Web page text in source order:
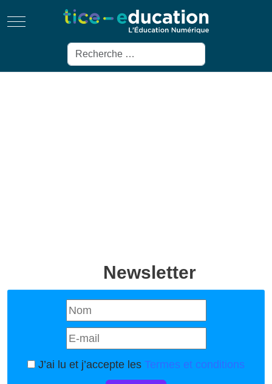
Mobile Menu Toggle
Rechercher
Newsletter
J’ai lu et j’accepte les Termes et conditions